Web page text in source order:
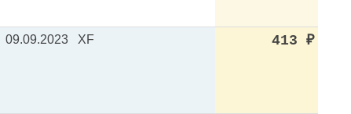
09.09.2023 XF 413 ₽